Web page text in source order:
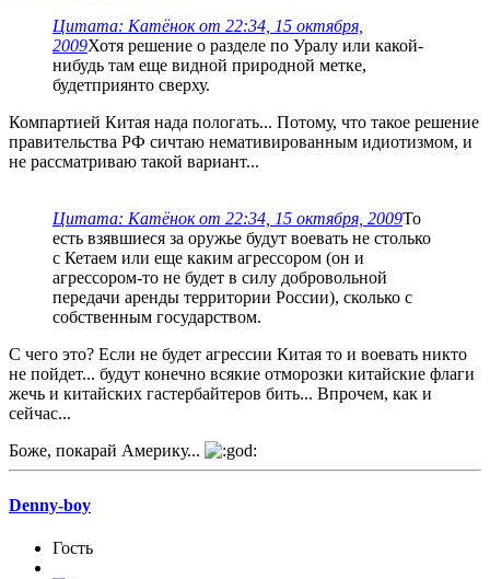
Цитата: Катёнок от 22:34, 15 октября,
2009Хотя решение о разделе по Уралу или какой-
нибудь там еще видной природной метке,
будетприянто сверху.
Компартией Китая нада пологать... Потому, что такое решение
правительства РФ сичтаю немативированным идиотизмом, и
не рассматриваю такой вариант...
Цитата: Катёнок от 22:34, 15 октября, 2009То
есть взявшиеся за оружье будут воевать не столько
с Кетаем или еще каким агрессором (он и
агрессором-то не будет в силу добровольной
передачи аренды территории России), сколько с
собственным государством.
С чего это? Если не будет агрессии Китая то и воевать никто
не пойдет... будут конечно всякие отморозки китайские флаги
жечь и китайских гастербайтеров бить... Впрочем, как и
сейчас...
Боже, покарай Америку...
Denny-boy
Гость